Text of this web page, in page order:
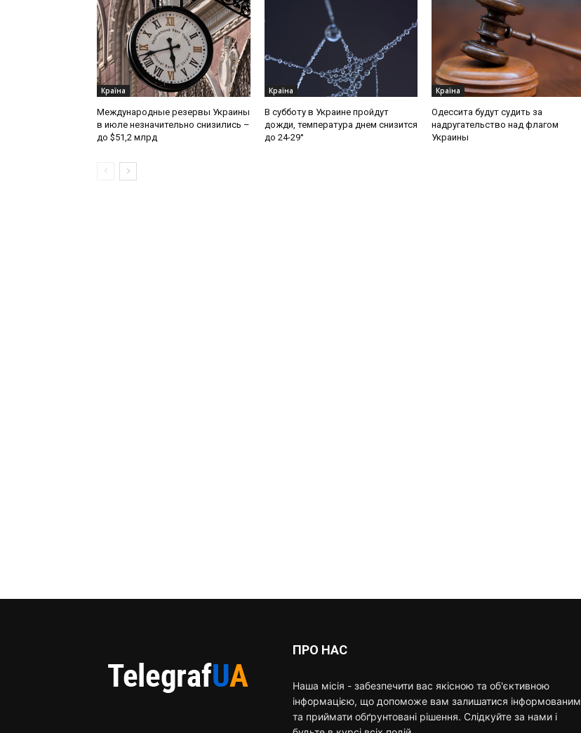
Країна
Международные резервы Украины
в июле незначительно снизились –
до $51,2 млрд
Країна
В субботу в Украине пройдут
дожди, температура днем снизится
до 24-29°
Країна
Одессита будут судить за
надругательство над флагом
Украины
ПРО НАС
Наша місія - забезпечити вас якісною та об'єктивною
інформацією, що допоможе вам залишатися інформованим
та приймати обґрунтовані рішення. Слідкуйте за нами і